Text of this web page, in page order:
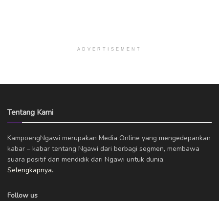
ADVERTISEMENT
Tentang Kami
KampoengNgawi merupakan Media Online yang mengedepankan
kabar – kabar tentang Ngawi dari berbagi segmen, membawa
suara positif dan mendidik dari Ngawi untuk dunia.
Selengkapnya..
Follow us